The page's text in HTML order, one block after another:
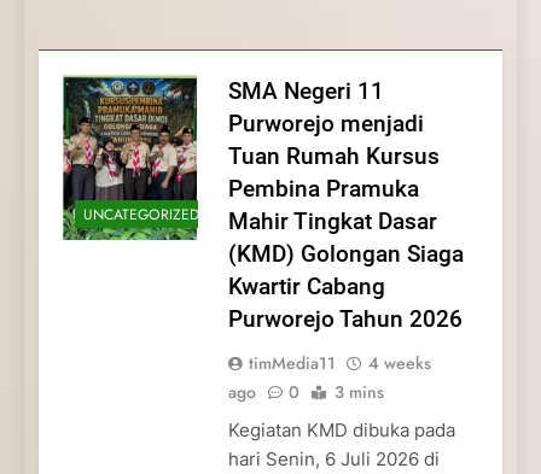
dan Pengabdian Generasi
Pramuka
Pramuka
Kepedulian
UNCATEGORIZED
SMA Negeri 11
Purworejo menjadi
Tuan Rumah Kursus
Pembina Pramuka
Mahir Tingkat Dasar
(KMD) Golongan Siaga
Kwartir Cabang
Purworejo Tahun 2026
timMedia11
4 weeks
ago
0 3 mins
Kegiatan KMD dibuka pada
hari Senin, 6 Juli 2026 di